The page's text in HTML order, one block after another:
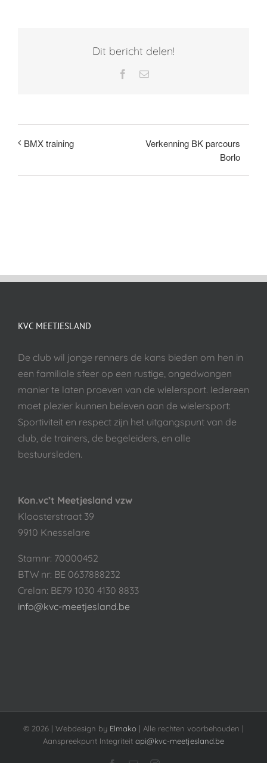
Dit bericht delen!
Facebook
E-
BMX training
Verkenning BK parcours
Borlo
KVC MEETJESLAND
De club wil jonge renners de kans bieden om hen in
een familiale sfeer op een rustige, ongedwongen
manier te laten proeven van de wielersport. Iedereen
moet plezier kunnen beleven aan de wielersport:
Sportiviteit en respect zijn het uitgangspunt van de
club, de trainers, de begeleiders, en alle
bestuursleden.
Kon.vc’t Meetjesland vzw
Kloosterstraat 39
9910 Knesselare
Stamnr: 70000452
BTW nr: BE 0637888232
Crelan: BE79 1030 4130 8833
info@kvc-meetjesland.be
© 2026 | Webdesign by Elmako | Alle rechten voorbehouden |
Aanspreekpunt Integriteit api@kvc-meetjesland.be